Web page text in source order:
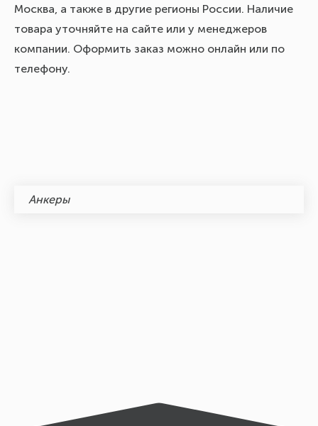
Москва, а также в другие регионы России. Наличие
товара уточняйте на сайте или у менеджеров
компании. Оформить заказ можно онлайн или по
телефону.
Анкеры